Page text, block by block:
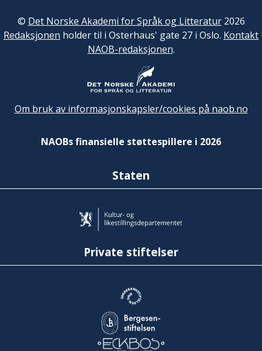
© Det Norske Akademi for Språk og Litteratur2026
Redaksjonen holder til i Osterhaus' gate 27 i Oslo. Kontakt
NAOB-redaksjonen.
Om bruk av informasjonskapsler/cookies på naob.no
NAOBs finansielle støttespillere i 2026
Staten
Private stiftelser